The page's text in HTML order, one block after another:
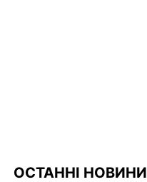
ОСТАННІ НОВИНИ